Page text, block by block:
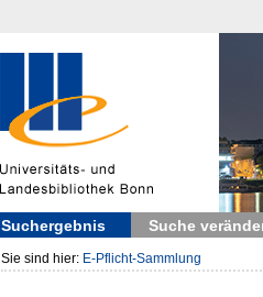
Suchergebnis Suche
Sie sind hier: E-Pflicht-Sammlung